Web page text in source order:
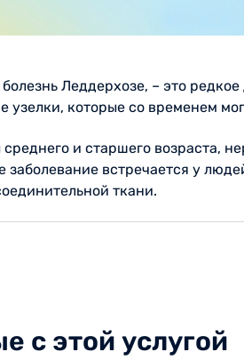
Леддерхозе, – это
которые со временем
и старшего возраста,
заболевание встречается у
ткани.
с этой услугой